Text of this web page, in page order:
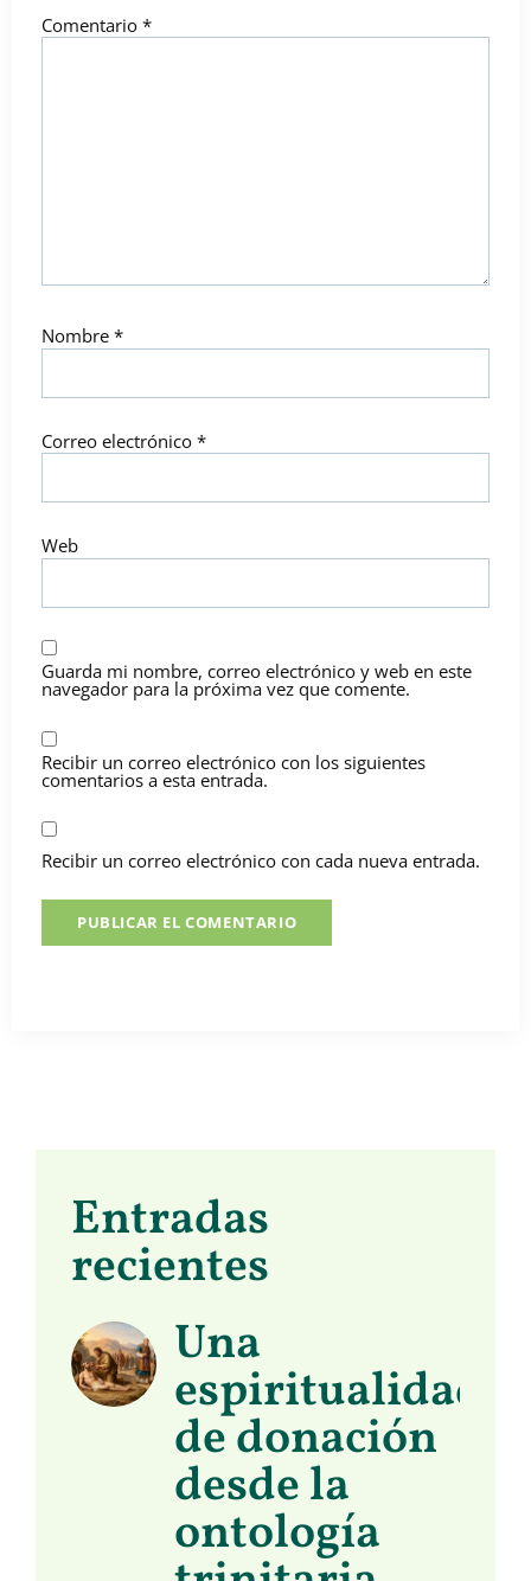
Comentario *
Nombre *
Correo electrónico *
Web
Guarda mi nombre, correo electrónico y web en este
navegador para la próxima vez que comente.
Recibir un correo electrónico con los siguientes
comentarios a esta entrada.
Recibir un correo electrónico con cada nueva entrada.
Entradas
recientes
Una
espiritualidad
de donación
desde la
ontología